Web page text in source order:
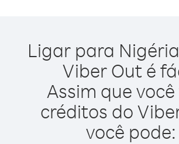
Ligar para
Viber Out é
Assim que
créditos do
você pode: